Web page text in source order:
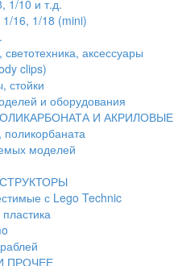
1/10 и т.д.
16, 1/18 (mini)
аксессуары
clips)
стойки
и оборудования
И АКРИЛОВЫЕ
поликорбаната
моделей
с Lego Technic
ПРОЧЕЕ